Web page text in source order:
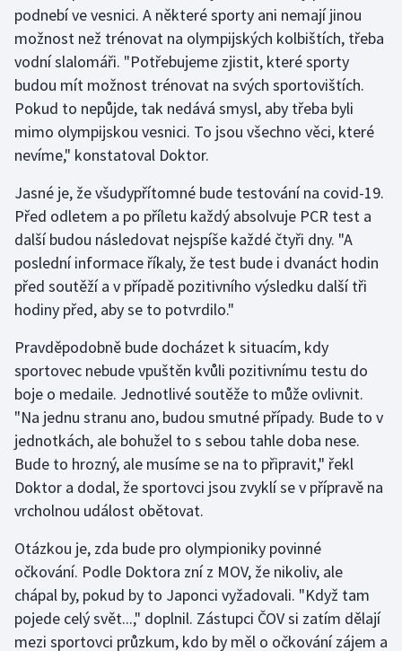
podnebí ve vesnici. A některé sporty ani nemají jinou
možnost než trénovat na olympijských kolbištích, třeba
vodní slalomáři. "Potřebujeme zjistit, které sporty
budou mít možnost trénovat na svých sportovištích.
Pokud to nepůjde, tak nedává smysl, aby třeba byli
mimo olympijskou vesnici. To jsou všechno věci, které
nevíme," konstatoval Doktor.
Jasné je, že všudypřítomné bude testování na covid-19.
Před odletem a po příletu každý absolvuje PCR test a
další budou následovat nejspíše každé čtyři dny. "A
poslední informace říkaly, že test bude i dvanáct hodin
před soutěží a v případě pozitivního výsledku další tři
hodiny před, aby se to potvrdilo."
Pravděpodobně bude docházet k situacím, kdy
sportovec nebude vpuštěn kvůli pozitivnímu testu do
boje o medaile. Jednotlivé soutěže to může ovlivnit.
"Na jednu stranu ano, budou smutné případy. Bude to v
jednotkách, ale bohužel to s sebou tahle doba nese.
Bude to hrozný, ale musíme se na to připravit," řekl
Doktor a dodal, že sportovci jsou zvyklí se v přípravě na
vrcholnou událost obětovat.
Otázkou je, zda bude pro olympioniky povinné
očkování. Podle Doktora zní z MOV, že nikoliv, ale
chápal by, pokud by to Japonci vyžadovali. "Když tam
pojede celý svět...," doplnil. Zástupci ČOV si zatím dělají
mezi sportovci průzkum, kdo by měl o očkování zájem a